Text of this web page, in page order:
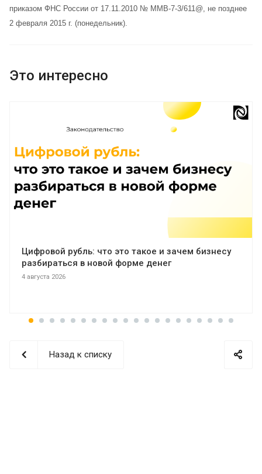
приказом ФНС России от 17.11.2010 № ММВ-7-3/611@, не позднее
2 февраля 2015 г. (понедельник).
Это интересно
Цифровой рубль: что это такое и зачем бизнесу
разбираться в новой форме денег
4 августа 2026
Назад к списку